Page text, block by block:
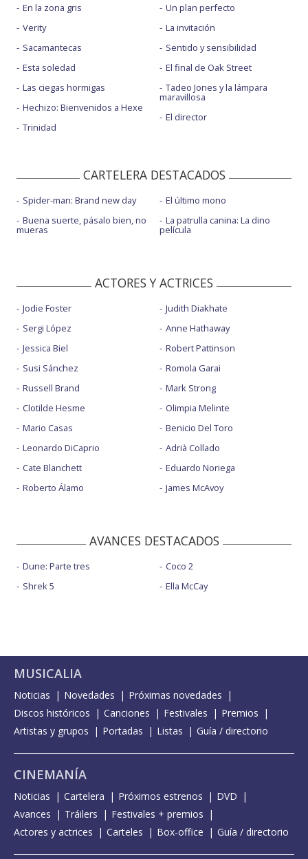
En la zona gris
Verity
Sacamantecas
Esta soledad
Las ciegas hormigas
Hechizo: Bienvenidos a Hexe
Trinidad
Un plan perfecto
La invitación
Sentido y sensibilidad
El final de Oak Street
Tadeo Jones y la lámpara
maravillosa
El director
CARTELERA DESTACADOS
Spider-man: Brand new day
Buena suerte, pásalo bien, no
mueras
El último mono
La patrulla canina: La dino
película
ACTORES Y ACTRICES
Jodie Foster
Sergi López
Jessica Biel
Susi Sánchez
Russell Brand
Clotilde Hesme
Mario Casas
Leonardo DiCaprio
Cate Blanchett
Roberto Álamo
Judith Diakhate
Anne Hathaway
Robert Pattinson
Romola Garai
Mark Strong
Olimpia Melinte
Benicio Del Toro
Adrià Collado
Eduardo Noriega
James McAvoy
AVANCES DESTACADOS
Dune: Parte tres
Shrek 5
Coco 2
Ella McCay
MUSICALIA
Noticias Novedades
Próximas novedades
Discos históricos
Canciones Festivales
Premios
Artistas y grupos
Portadas Listas Guía / directorio
CINEMANÍA
Noticias Cartelera Próximos estrenos
DVD
Avances
Tráilers
Festivales + premios
Actores y actrices
Carteles Box-office Guía / directorio